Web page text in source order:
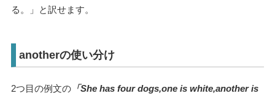
る。」と訳せます。
anotherの使い分け
2つ目の例文の「She has four dogs,one is white,another is